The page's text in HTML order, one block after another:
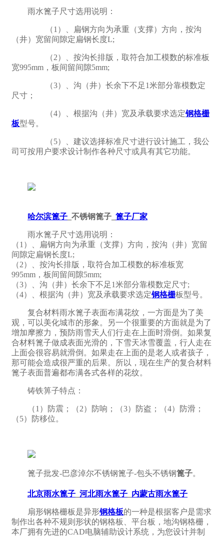
雨水篦子尺寸选用说明：
（1）、扁钢方向为承重（支撑）方向，按沟
（井）宽留间隙定扁钢长度L;
（2）、按沟长排版，取符合加工模数的标准板
宽995mm，板间留间隙5mm;
（3）、沟（井）长余下不足1米部分靠模数定
尺寸；
（4）、根据沟（井）宽及承载要求选定钢格栅
板型号。
（5）、建议选择标准尺寸进行设计施工，我公
司可按用户要求设计制作各种尺寸或具有其它功能。
哈尔滨篦子 _不锈钢篦子_ 篦子厂家
雨水篦子尺寸选用说明：
（1）、扁钢方向为承重（支撑）方向，按沟（井）宽留
间隙定扁钢长度L;
（2）、按沟长排版，取符合加工模数的标准板宽
995mm，板间留间隙5mm;
（3）、沟（井）长余下不足1米部分靠模数定尺寸;
（4）、根据沟（井）宽及承载要求选定钢格栅板型号。
复合材料雨水篦子表面布满花纹，一方面是为了美
观，可以美化城市的形象。另一个很重要的方面就是为了
增加摩擦力，预防雨雪天人们行走在上面时滑倒。如果复
合材料篦子做成表面光滑的，下雪天冰雪覆盖，行人走在
上面会很容易就滑倒。如果走在上面的是老人或者孩子，
那可能会造成很严重的后果。所以，现在生产的复合材料
篦子表面普遍都布满各式各样的花纹。
铸铁箅子特点：
（1）防震；（2）防响；（3）防盗；（4）防滑；
（5）防移位。
篦子批发-巴彦淖尔不锈钢篦子-包头不锈钢篦子。
北京雨水篦子 河北雨水篦子 内蒙古雨水篦子
扇形钢格栅板是异形钢格板的一种是根据客户是需求
制作出各种不规则形状的钢格板、平台板，地沟钢格栅，
本厂拥有先进的CAD电脑辅助设计系统，为您设计并制